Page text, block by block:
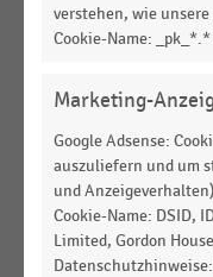
E-COMMERCE
Kriterien für
E-COMMERCE|
E-COMMERCE
Kriterien für
Online-
verstehen, wie
Cookie-Name:
Marketing-
Google Adsense:
auszuliefern und um
und
Cookie-Name: DSID,
Limited, Gordon